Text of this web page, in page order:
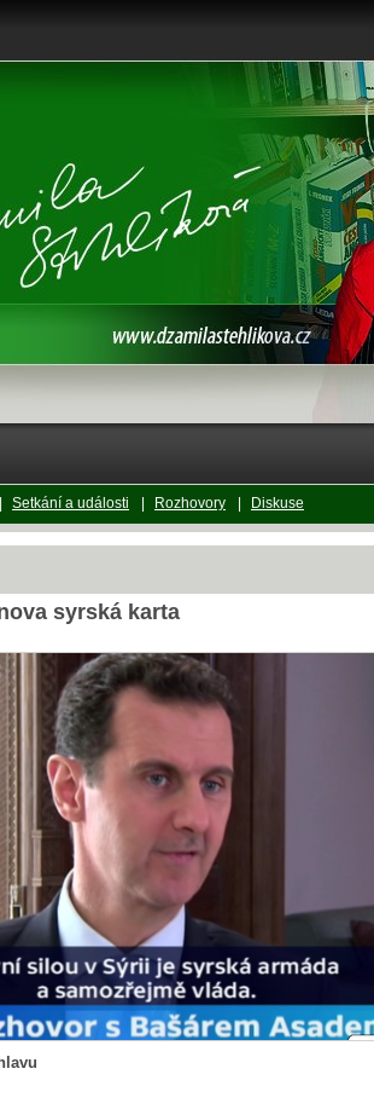
syrská karta
Setkání a události Rozhovory Diskuse